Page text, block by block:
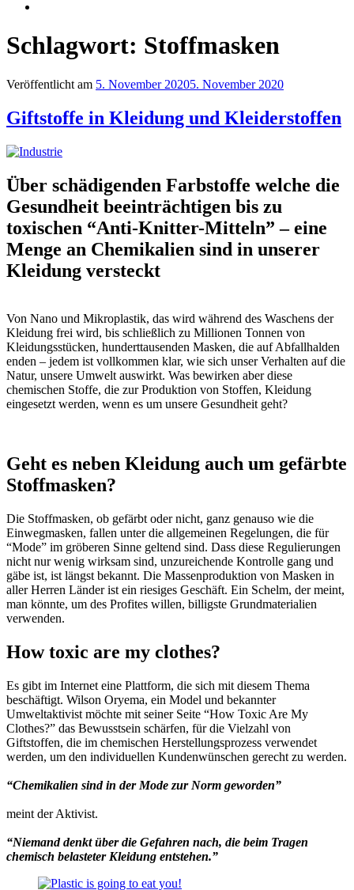
Schlagwort: Stoffmasken
Veröffentlicht am 5. November 20205. November 2020
Giftstoffe in Kleidung und Kleiderstoffen
Über schädigenden Farbstoffe welche die
Gesundheit beeinträchtigen bis zu
toxischen “Anti-Knitter-Mitteln” – eine
Menge an Chemikalien sind in unserer
Kleidung versteckt
Von Nano und Mikroplastik, das wird während des Waschens der
Kleidung frei wird, bis schließlich zu Millionen Tonnen von
Kleidungsstücken, hunderttausenden Masken, die auf Abfallhalden
enden – jedem ist vollkommen klar, wie sich unser Verhalten auf die
Natur, unsere Umwelt auswirkt. Was bewirken aber diese
chemischen Stoffe, die zur Produktion von Stoffen, Kleidung
eingesetzt werden, wenn es um unsere Gesundheit geht?
Geht es neben Kleidung auch um gefärbte
Stoffmasken?
Die Stoffmasken, ob gefärbt oder nicht, ganz genauso wie die
Einwegmasken, fallen unter die allgemeinen Regelungen, die für
“Mode” im gröberen Sinne geltend sind. Dass diese Regulierungen
nicht nur wenig wirksam sind, unzureichende Kontrolle gang und
gäbe ist, ist längst bekannt. Die Massenproduktion von Masken in
aller Herren Länder ist ein riesiges Geschäft. Ein Schelm, der meint,
man könnte, um des Profites willen, billigste Grundmaterialien
verwenden.
How toxic are my clothes?
Es gibt im Internet eine Plattform, die sich mit diesem Thema
beschäftigt. Wilson Oryema, ein Model und bekannter
Umweltaktivist möchte mit seiner Seite “How Toxic Are My
Clothes?” das Bewusstsein schärfen, für die Vielzahl von
Giftstoffen, die im chemischen Herstellungsprozess verwendet
werden, um den individuellen Kundenwünschen gerecht zu werden.
“Chemikalien sind in der Mode zur Norm geworden”
meint der Aktivist.
“Niemand denkt über die Gefahren nach, die beim Tragen
chemisch belasteter Kleidung entstehen.”